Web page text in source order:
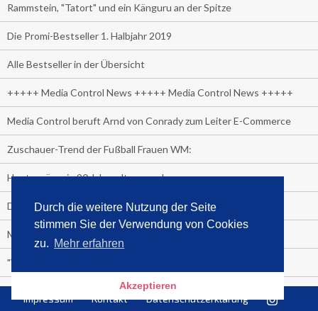
Durch die weitere Nutzung der Seite
stimmen Sie der Verwendung von Cookies
zu. Mehr erfahren
Akzeptieren
Rammstein, "Tatort" und ein Känguru an der Spitze
Die Promi-Bestseller 1. Halbjahr 2019
Alle Bestseller in der Übersicht
+++++ Media Control News +++++ Media Control News +++++
Media Control beruft Arnd von Conrady zum Leiter E-Commerce
Zuschauer-Trend der Fußball Frauen WM:
Heute wäre sie 90 Jahre alt geworden.
Das beliebteste Tatort-Duo ist?
Media Control: Friday-Greta
"Viva la Vagina!" oder "Kamasutra Workout":
Senna Gammour erhält Spitzenfeder für meistverkauftes Buch
Impressum Kontakt Datenschutzerklärung